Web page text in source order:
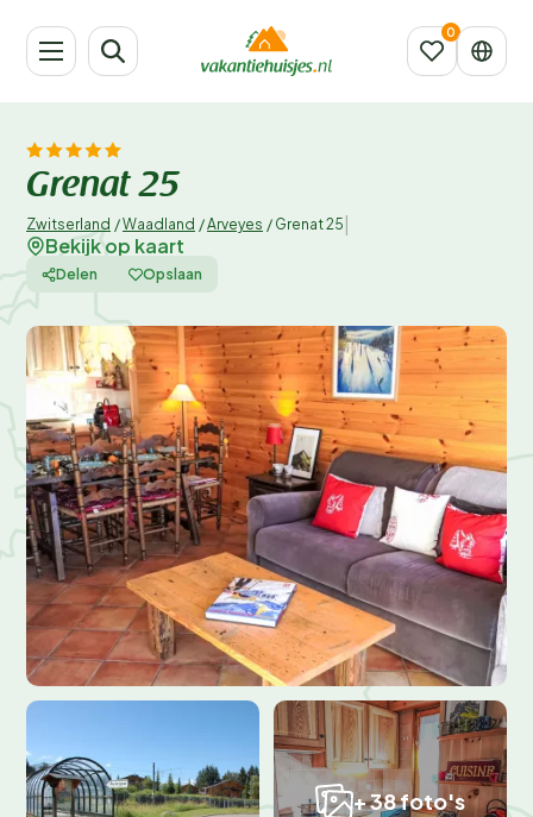
Grenat 25
Zwitserland /Waadland /Arveyes / Grenat 25
Bekijk op kaart
Delen Opslaan
+ 38 foto's